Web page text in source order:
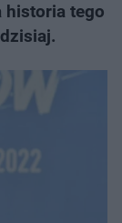
historia tego